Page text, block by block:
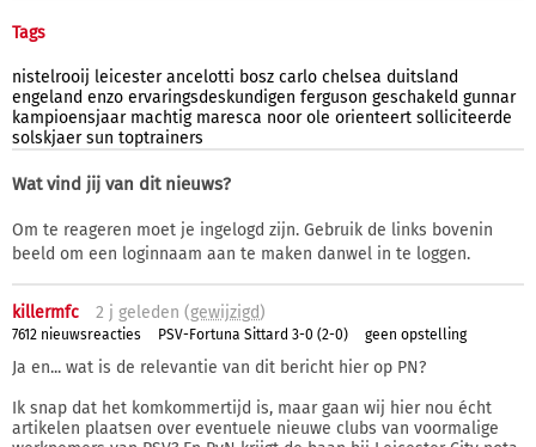
Tags
nistelrooij leicester ancelotti bosz carlo chelsea duitsland
engeland enzo ervaringsdeskundigen ferguson geschakeld gunnar
kampioensjaar machtig maresca noor ole orienteert solliciteerde
solskjaer sun toptrainers
Wat vind jij van dit nieuws?
Om te reageren moet je ingelogd zijn. Gebruik de links bovenin
beeld om een loginnaam aan te maken danwel in te loggen.
killermfc 2 j geleden (gewijzigd)
7612 nieuwsreacties PSV-Fortuna Sittard 3-0 (2-0) geen opstelling
Ja en... wat is de relevantie van dit bericht hier op PN?
Ik snap dat het komkommertijd is, maar gaan wij hier nou écht
artikelen plaatsen over eventuele nieuwe clubs van voormalige